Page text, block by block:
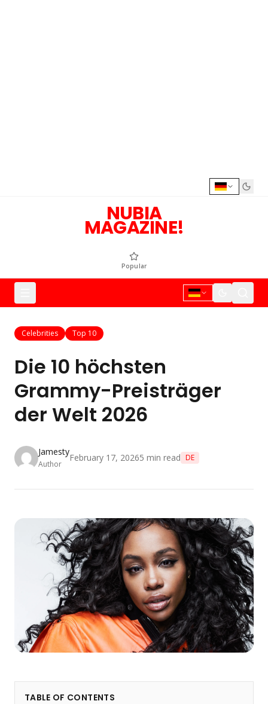
NUBIA
MAGAZINE!
Popular
Celebrities Top 10
Die 10 höchsten
Grammy-Preisträger
der Welt 2026
Jamesty
Author
February 17, 20265 min read DE
TABLE OF CONTENTS